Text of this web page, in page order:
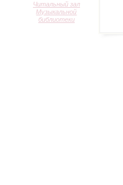
Читальный зал
Музыкальной
библиотеки